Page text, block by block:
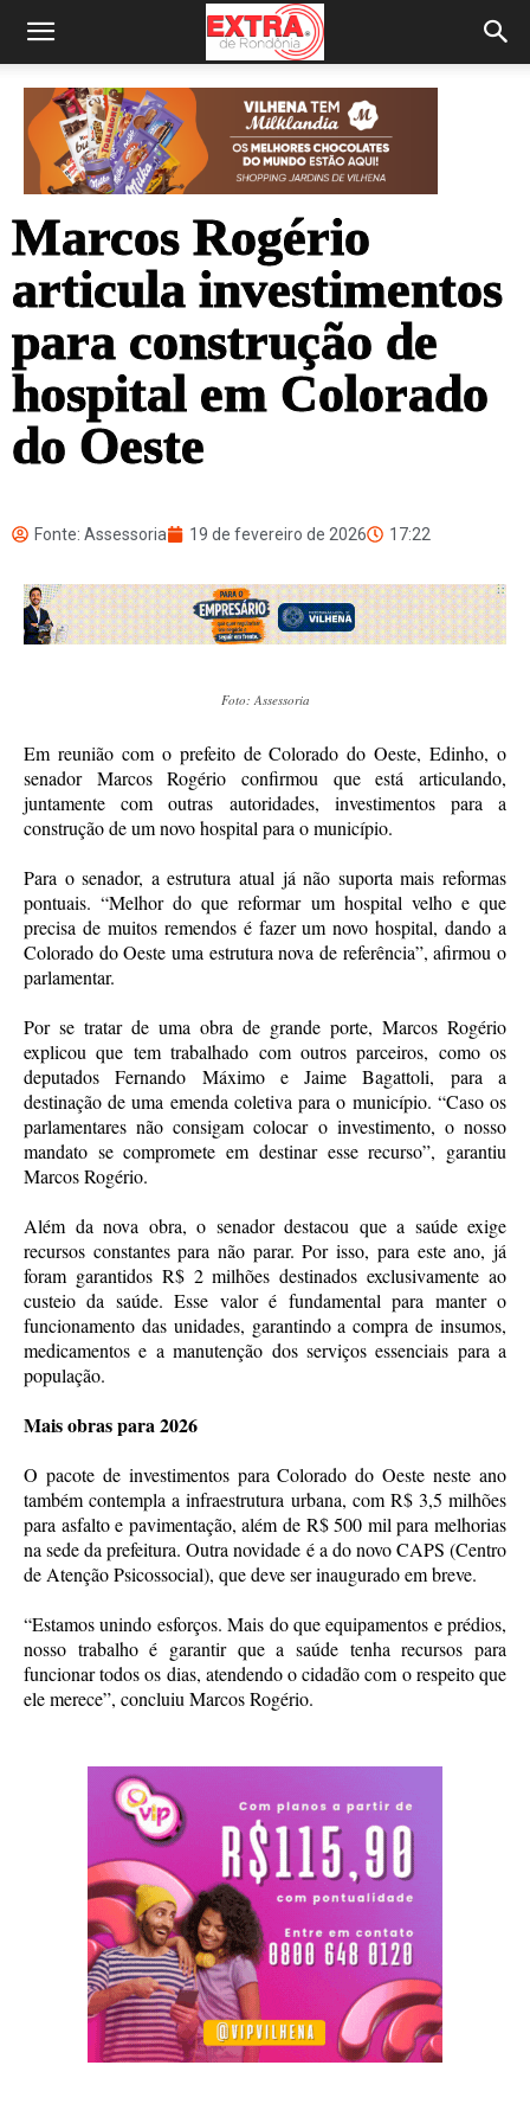
Marcos Rogério
articula investimentos
para construção de
hospital em Colorado
do Oeste
Fonte: Assessoria 19 de fevereiro de 2026 17:22
Foto: Assessoria
Em reunião com o prefeito de Colorado do Oeste, Edinho, o
senador Marcos Rogério confirmou que está articulando,
juntamente com outras autoridades, investimentos para a
construção de um novo hospital para o município.
Para o senador, a estrutura atual já não suporta mais reformas
pontuais. “Melhor do que reformar um hospital velho e que
precisa de muitos remendos é fazer um novo hospital, dando a
Colorado do Oeste uma estrutura nova de referência”, afirmou o
parlamentar.
Por se tratar de uma obra de grande porte, Marcos Rogério
explicou que tem trabalhado com outros parceiros, como os
deputados Fernando Máximo e Jaime Bagattoli, para a
destinação de uma emenda coletiva para o município. “Caso os
parlamentares não consigam colocar o investimento, o nosso
mandato se compromete em destinar esse recurso”, garantiu
Marcos Rogério.
Além da nova obra, o senador destacou que a saúde exige
recursos constantes para não parar. Por isso, para este ano, já
foram garantidos R$ 2 milhões destinados exclusivamente ao
custeio da saúde. Esse valor é fundamental para manter o
funcionamento das unidades, garantindo a compra de insumos,
medicamentos e a manutenção dos serviços essenciais para a
população.
Mais obras para 2026
O pacote de investimentos para Colorado do Oeste neste ano
também contempla a infraestrutura urbana, com R$ 3,5 milhões
para asfalto e pavimentação, além de R$ 500 mil para melhorias
na sede da prefeitura. Outra novidade é a do novo CAPS (Centro
de Atenção Psicossocial), que deve ser inaugurado em breve.
“Estamos unindo esforços. Mais do que equipamentos e prédios,
nosso trabalho é garantir que a saúde tenha recursos para
funcionar todos os dias, atendendo o cidadão com o respeito que
ele merece”, concluiu Marcos Rogério.